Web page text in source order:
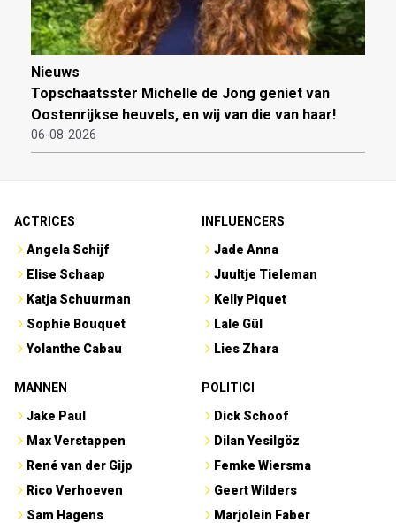
Nieuws
Topschaatsster Michelle de Jong geniet van
Oostenrijkse heuvels, en wij van die van haar!
06-08-2026
ACTRICES
Angela Schijf
Elise Schaap
Katja Schuurman
Sophie Bouquet
Yolanthe Cabau
INFLUENCERS
Jade Anna
Juultje Tieleman
Kelly Piquet
Lale Gül
Lies Zhara
MANNEN
Jake Paul
Max Verstappen
René van der Gijp
Rico Verhoeven
Sam Hagens
POLITICI
Dick Schoof
Dilan Yesilgöz
Femke Wiersma
Geert Wilders
Marjolein Faber